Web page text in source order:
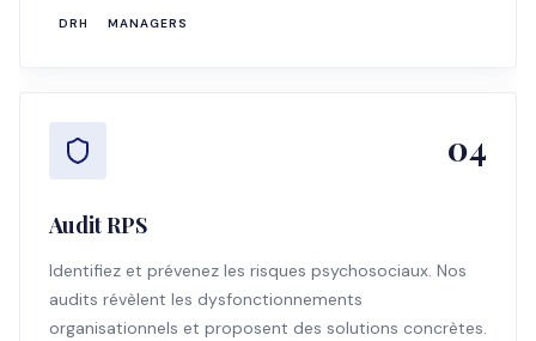
DRH MANAGERS
04
Audit RPS
Identifiez et prévenez les risques psychosociaux. Nos
audits révèlent les dysfonctionnements
organisationnels et proposent des solutions concrètes.